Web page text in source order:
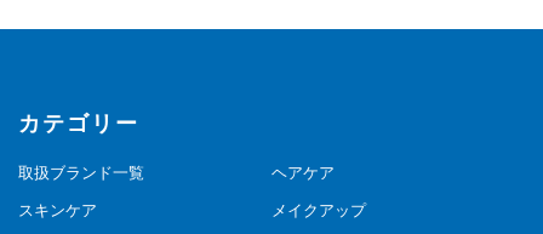
カテゴリー
取扱ブランド一覧 ヘアケア
スキンケア メイクアップ